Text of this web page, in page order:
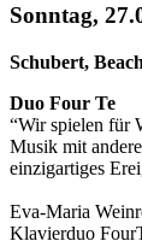
Sonntag,
Schubert,
Duo Four Te
“Wir spielen für
Musik mit
einzigartiges
Eva-Maria
Klavierduo